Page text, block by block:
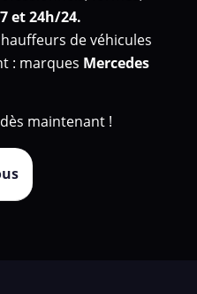
et 24h/24.
de véhicules
: marques Mercedes
maintenant !